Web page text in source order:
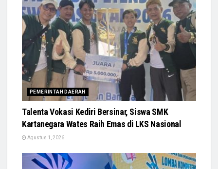
PEMERINTAH DAERAH
Talenta Vokasi Kediri Bersinar, Siswa SMK
Kartanegara Wates Raih Emas di LKS Nasional
Agustus 1, 2026